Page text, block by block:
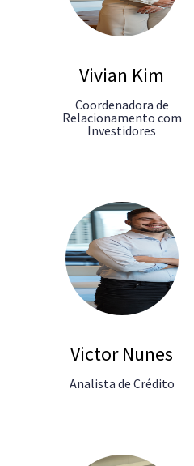
Vivian Kim
Coordenadora de
Relacionamento com
Investidores
Victor Nunes
Analista de Crédito